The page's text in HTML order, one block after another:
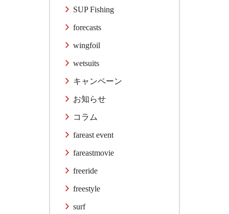
SUP Fishing
forecasts
wingfoil
wetsuits
キャンペーン
お知らせ
コラム
fareast event
fareastmovie
freeride
freestyle
surf